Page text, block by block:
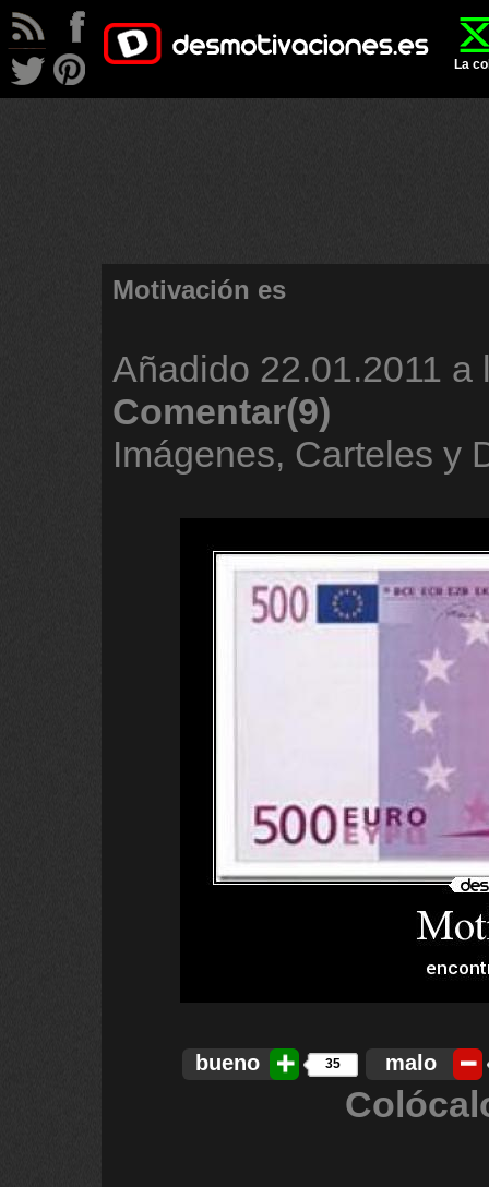
La
Motivación es
Añadido 22.01.2011 a
Comentar(9)
Imágenes, Carteles y
bueno 35 malo